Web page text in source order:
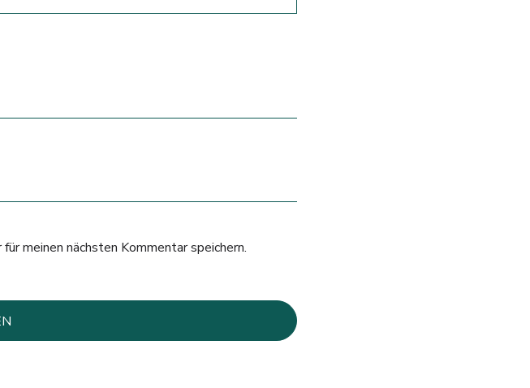
meinen nächsten Kommentar speichern.